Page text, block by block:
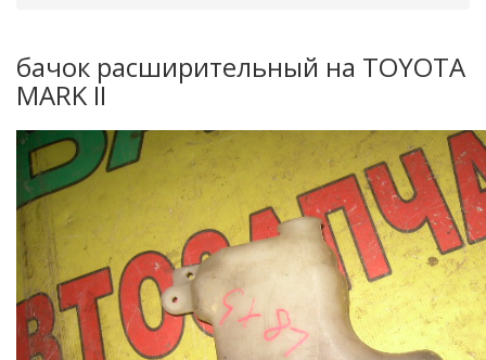
бачок расширительный на TOYOTA
MARK II